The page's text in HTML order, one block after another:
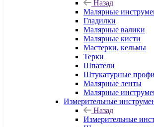
Назад
Малярные
Гладилки
Малярные валики
Малярные кисти
Мастерки, кельмы
Терки
Шпатели
Штукатурные
Малярные ленты
Малярные
Измерительные
Назад
Измерительные